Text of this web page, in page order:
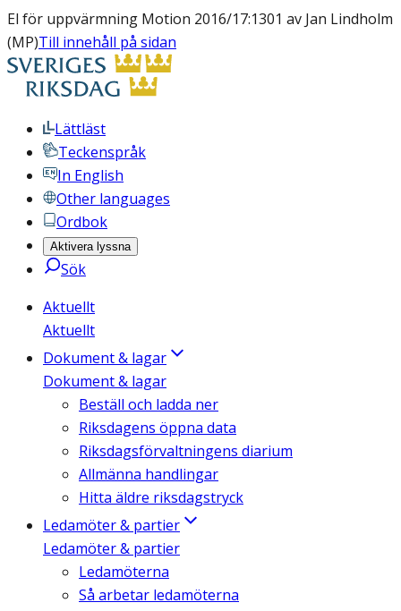
El för uppvärmning Motion 2016/17:1301 av Jan Lindholm
(MP)Till innehåll på sidan
Lättläst
Teckenspråk
In English
Other languages
Ordbok
Aktivera lyssna
Sök
Aktuellt
Aktuellt
Dokument & lagar
Dokument & lagar
Beställ och ladda ner
Riksdagens öppna data
Riksdagsförvaltningens diarium
Allmänna handlingar
Hitta äldre riksdagstryck
Ledamöter & partier
Ledamöter & partier
Ledamöterna
Så arbetar ledamöterna